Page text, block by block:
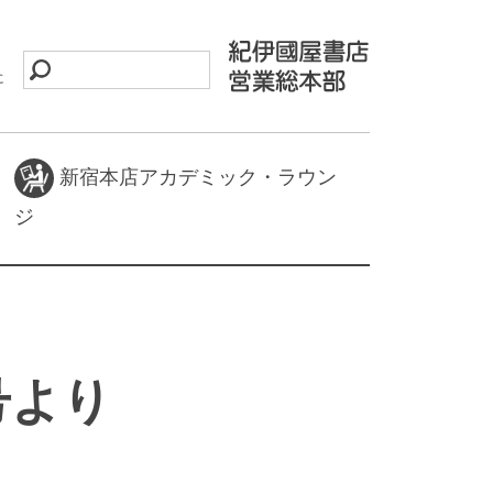
新宿本店アカデミック・ラウン
ジ
り